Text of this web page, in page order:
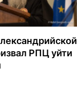
РПЦ уйти